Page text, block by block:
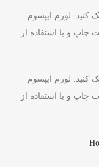
کنید. لورم ایپسوم
چاپ و با استفاده از
کنید. لورم ایپسوم
چاپ و با استفاده از